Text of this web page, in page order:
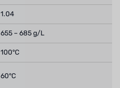
1.04
655 – 685 g/L
100°C
60°C